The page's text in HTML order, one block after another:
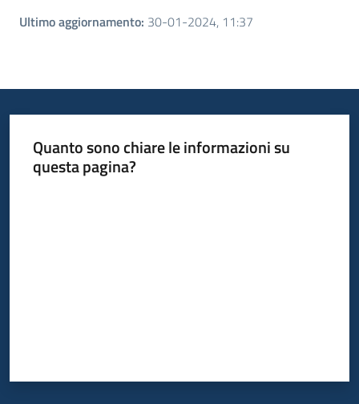
Ultimo aggiornamento: 30-01-2024, 11:37
Quanto sono chiare le informazioni su
questa pagina?